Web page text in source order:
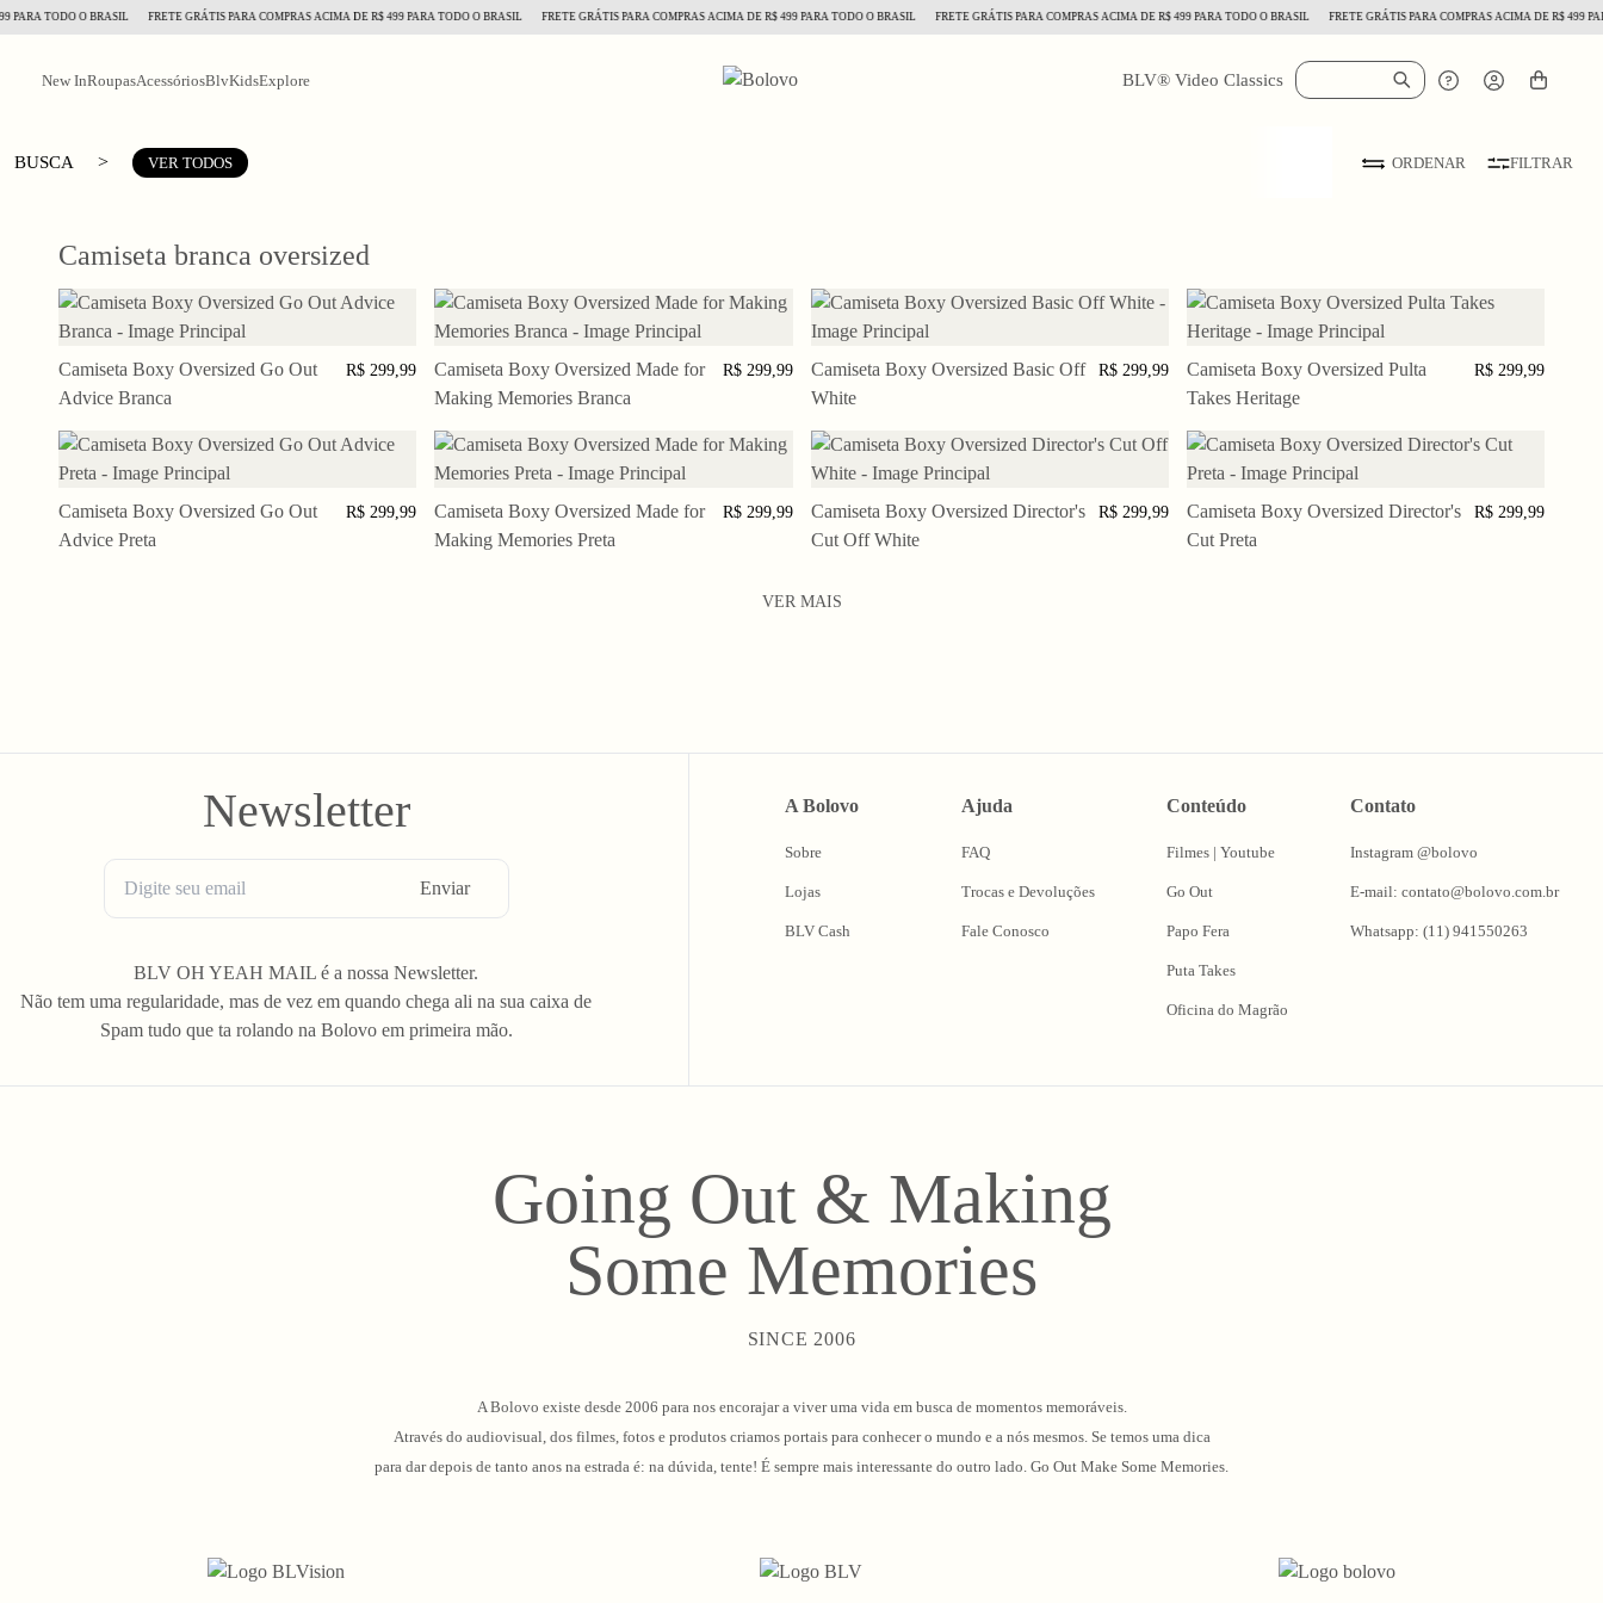
TODO O BRASIL FRETE GRÁTIS PARA COMPRAS ACIMA DE R$ 499 PARA TODO O BRASIL FRETE GRÁTIS PARA COMPRAS ACIMA DE R$ 499 PARA TODO O BRASIL FRETE GRÁTIS PARA COMPRAS ACIMA DE R$ 499 PARA TODO O BRASIL FRETE GRÁTIS PARA COMPRAS ACIMA DE R$ 499
New InRoupasAcessóriosBlvKidsExplore BLV® Video Classics
BUSCA > VER TODOS ORDENAR FILTRAR
Camiseta branca oversized
PP P M G GG
Camiseta Boxy Oversized Go Out
Advice Branca
R$ 299,99 PP P M G GG
Camiseta Boxy Oversized Made for
Making Memories Branca
R$ 299,99 PP P M G GG XGG
Camiseta Boxy Oversized Basic Off
White
R$ 299,99 PP P M G GG XGG
Camiseta Boxy Oversized Pulta
Takes Heritage
R$ 299,99
PP P M G GG
Camiseta Boxy Oversized Go Out
Advice Preta
R$ 299,99 PP P M G GG
Camiseta Boxy Oversized Made for
Making Memories Preta
R$ 299,99 PP P M G GG XGG
Camiseta Boxy Oversized Director's
Cut Off White
R$ 299,99 PP P M G GG XGG
Camiseta Boxy Oversized Director's
Cut Preta
R$ 299,99
VER MAIS
Newsletter
Enviar
BLV OH YEAH MAIL é a nossa Newsletter.
Não tem uma regularidade, mas de vez em quando chega ali na sua caixa de
Spam tudo que ta rolando na Bolovo em primeira mão.
A Bolovo
Sobre
Lojas
BLV Cash
Ajuda
FAQ
Trocas e Devoluções
Fale Conosco
Conteúdo
Filmes | Youtube
Go Out
Papo Fera
Puta Takes
Oficina do Magrão
Contato
Instagram @bolovo
E-mail: contato@bolovo.com.br
Whatsapp: (11) 941550263
Going Out & Making
Some Memories
SINCE 2006
A Bolovo existe desde 2006 para nos encorajar a viver uma vida em busca de momentos memoráveis.
Através do audiovisual, dos filmes, fotos e produtos criamos portais para conhecer o mundo e a nós mesmos. Se temos uma dica
para dar depois de tanto anos na estrada é: na dúvida, tente! É sempre mais interessante do outro lado. Go Out Make Some Memories.